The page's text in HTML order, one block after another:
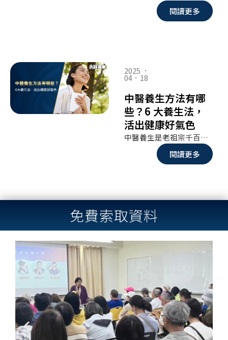
閱讀更多
2025 ．
04．18
中醫養生方法有哪
些？6 大養生法，
活出健康好氣色
中醫養生是老祖宗千百年來智慧的結晶，強調「治未病」、重視身心靈的平衡，不只是在生病後才求醫，而是在平日的飲食、作息、情緒與習慣中，慢慢培養出健康的體質。現代生活節奏快、壓力大，很多人容易忽略自己的身體狀況，等到出現疲倦、氣色差、睡不好等問題時，才驚覺健康早已亮起紅燈。其實，透過簡單可行的中醫養生法，我們可以在日常中調整體質，提升免疫力，讓氣血循環順暢，整個人不僅精神好、皮膚亮，連心情也會跟著穩定下來。這篇文章就要帶你認識 6 大中醫養生方法，從飲食、運動、作息到情緒管理，每一項都是通往「健康好氣色」的關鍵步驟。養生，不是麻煩的事，而是一種懂得善待自己的生活態度。現在就一起踏上這條身心平衡的養生之路吧！
閱讀更多
免費索取資料
Previous
Next